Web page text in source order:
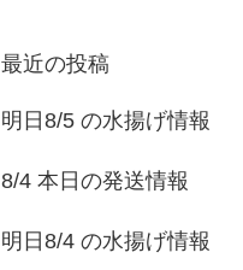
最近の投稿
明日8/5 の水揚げ情報
8/4 本日の発送情報
明日8/4 の水揚げ情報